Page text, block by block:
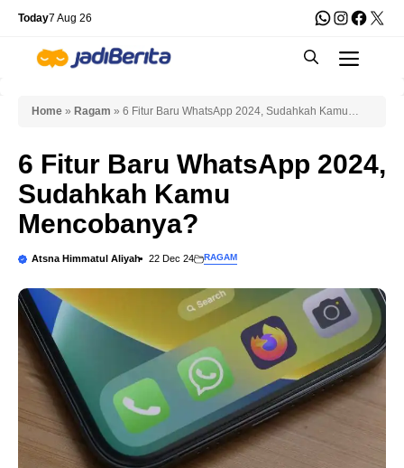
Skip
content
Today7 Aug 26 WhatsApp
X
Home » Ragam » 6 Fitur Baru WhatsApp 2024, Sudahkah Kamu
6 Fitur Baru WhatsApp 2024,
Sudahkah Kamu
Mencobanya?
Atsna Himmatul Aliyah 22 Dec 24 RAGAM